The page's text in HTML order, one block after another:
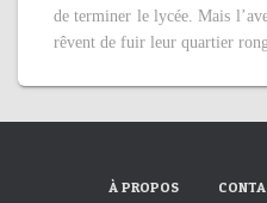
de terminer le lycée. Mais
rêvent de fuir leur quartier
À PROPOS